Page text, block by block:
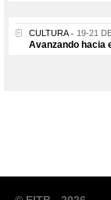
CULTURA 19-21
Avanzando hacia